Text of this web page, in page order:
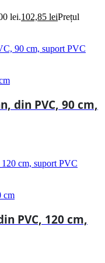
lei.102,85 leiPrețul
din PVC, 90 cm,
cm
PVC, 120 cm,